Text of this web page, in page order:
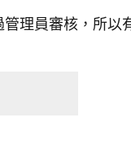
理員審核，所以